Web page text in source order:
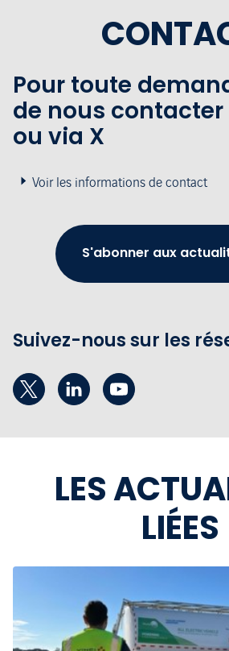
LES
LIÉES
Pour toute
de nous
ou via X
Voir les informations de contact
S'abonner aux
Suivez-nous sur les